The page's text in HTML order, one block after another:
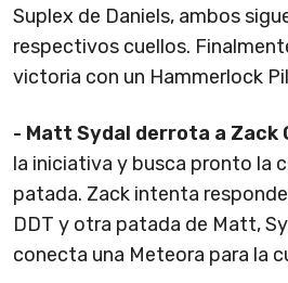
Suplex de Daniels, ambos
respectivos cuellos.
victoria con un Hammerlock
- Matt Sydal derrota a Zack
la iniciativa y busca pronto la
patada. Zack intenta
DDT y otra patada de Matt,
conecta una Meteora para la